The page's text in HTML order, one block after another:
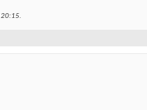
20:15.